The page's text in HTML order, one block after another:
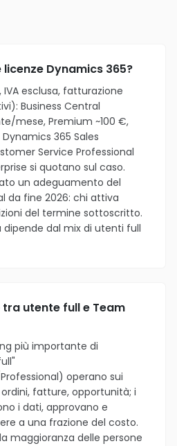
Dynamics 365?
esclusa, fatturazione
Business Central
mese, Premium ~100 €,
365 Sales
Service Professional
si quotano sul caso.
un adeguamento del
da fine 2026: chi attiva
del termine sottoscritto.
dipende dal mix di utenti full
tra utente full e Team
più importante di
operano sui
fatture, opportunità; i
i dati, approvano e
a una frazione del costo.
maggioranza delle persone